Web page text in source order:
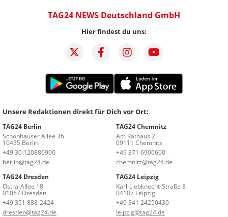
TAG24 NEWS Deutschland GmbH
Hier findest du uns:
Unsere Redaktionen direkt für Dich vor Ort:
TAG24 Berlin
Schönhauser Allee 36
10435 Berlin
+49 30 120880900
berlin@tag24.de
TAG24 Chemnitz
Am Rathaus 2
09111 Chemnitz
+49 371 6906600
chemnitz@tag24.de
TAG24 Dresden
Ostra-Allee 18
01067 Dresden
+49 351 888-2424
dresden@tag24.de
TAG24 Leipzig
Karl-Liebknecht-Straße 8
04107 Leipzig
+49 341 24250430
leipzig@tag24.de